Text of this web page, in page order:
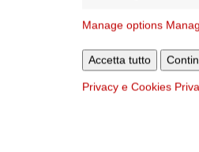
Manage options
Accetta tutto
Privacy e Cookies